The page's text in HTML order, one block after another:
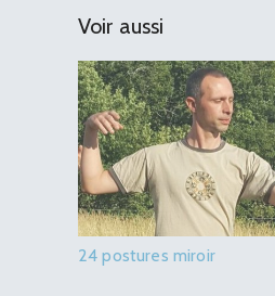
Voir aussi
24 postures miroir